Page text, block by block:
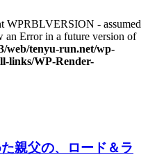
WPRBLVERSION - assumed
Error in a future version of
web/tenyu-run.net/wp-
links/WP-Render-
親父の、ロード＆ラ